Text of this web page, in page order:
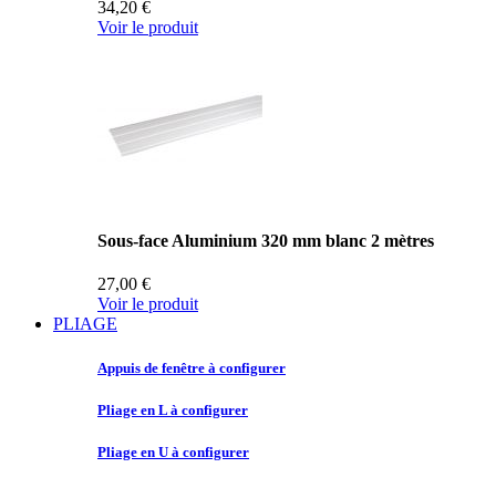
34,20 €
Voir le produit
Sous-face Aluminium 320 mm blanc 2 mètres
27,00 €
Voir le produit
PLIAGE
Appuis de fenêtre à configurer
Pliage en L à configurer
Pliage en U à configurer